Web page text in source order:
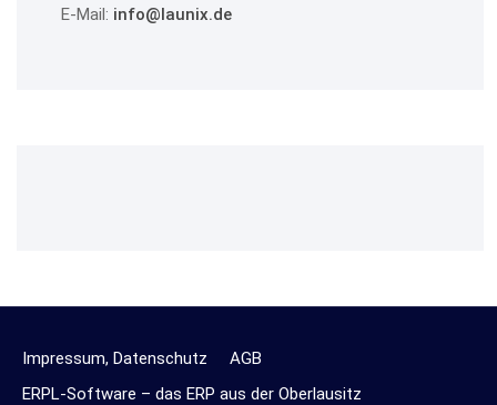
E-Mail: info@launix.de
Impressum, Datenschutz
AGB
ERPL-Software – das ERP aus der Oberlausitz